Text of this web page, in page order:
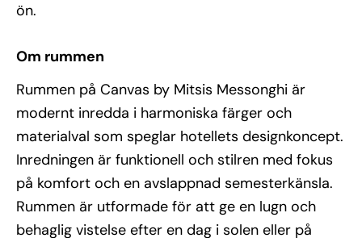
ön.
Om rummen
Rummen på Canvas by Mitsis Messonghi är
modernt inredda i harmoniska färger och
materialval som speglar hotellets designkoncept.
Inredningen är funktionell och stilren med fokus
på komfort och en avslappnad semesterkänsla.
Rummen är utformade för att ge en lugn och
behaglig vistelse efter en dag i solen eller på